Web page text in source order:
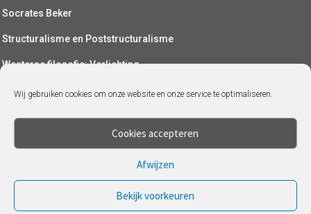
Wij gebruiken cookies om onze website en onze service te optimaliseren.
Cookies accepteren
Afwijzen
Bekijk voorkeuren
Socrates Beker
Structuralisme en Poststructuralisme
Westerse filosofie: Verlichting
Wetenschapsfilosofie
Yoga (als filosofie)